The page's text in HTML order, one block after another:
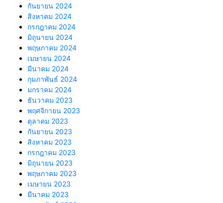
กันยายน 2024
สิงหาคม 2024
กรกฎาคม 2024
มิถุนายน 2024
พฤษภาคม 2024
เมษายน 2024
มีนาคม 2024
กุมภาพันธ์ 2024
มกราคม 2024
ธันวาคม 2023
พฤศจิกายน 2023
ตุลาคม 2023
กันยายน 2023
สิงหาคม 2023
กรกฎาคม 2023
มิถุนายน 2023
พฤษภาคม 2023
เมษายน 2023
มีนาคม 2023